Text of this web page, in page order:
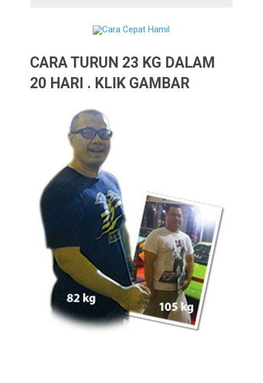
CARA TURUN 23 KG DALAM
20 HARI . KLIK GAMBAR